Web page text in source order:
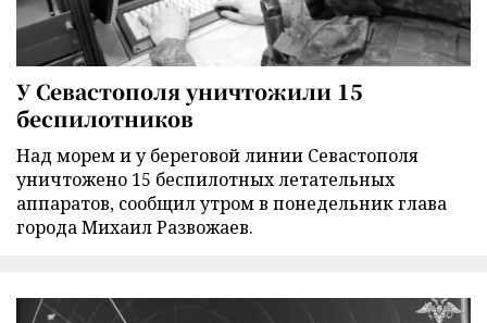
У Севастополя уничтожили 15
беспилотников
Над морем и у береговой линии Севастополя
уничтожено 15 беспилотных летательных
аппаратов, сообщил утром в понедельник глава
города Михаил Развожаев.